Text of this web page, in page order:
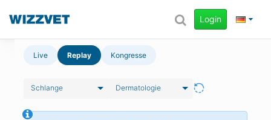
Login
Live Replay Kongresse
Schlange Dermatologie